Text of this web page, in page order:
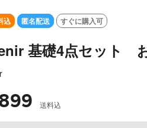
SOLD OUT
込 匿名配送 すぐに購入可
基礎4点セット
送料込